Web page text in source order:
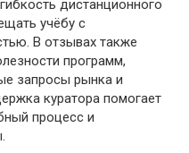
дистанционного
учёбу с
В отзывах также
программ,
запросы рынка и
куратора помогает
процесс и